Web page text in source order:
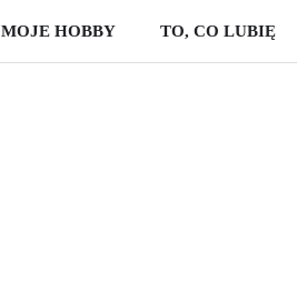
MOJE HOBBY TO, CO LUBIĘ